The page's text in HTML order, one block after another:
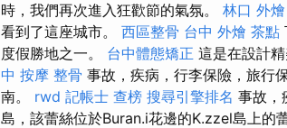
時，我們再次進入狂歡節的氣氛。 林口 外燴
看到了這座城市。 西區整骨 台中 外燴 茶點
度假勝地之一。 台中體態矯正 這是在設計
中 按摩 整骨 事故，疾病，行李保險，旅行
南。 rwd 記帳士 查榜 搜尋引擎排名 事故，
島，該蕾絲位於Buran.i花邊的K.zzel島上的